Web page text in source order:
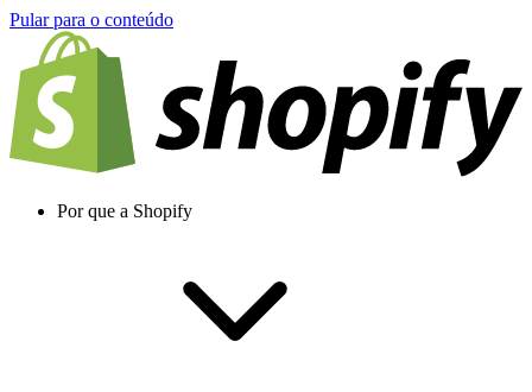
Pular para o conteúdo
Por que a Shopify